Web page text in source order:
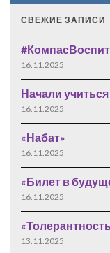
СВЕЖИЕ ЗАПИСИ
16.11.2025
Начали
16.11.2025
«Набат»
16.11.2025
«Билет в
16.11.2025
13.11.2025